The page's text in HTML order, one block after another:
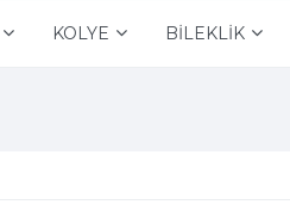
KOLYE BİLEKLİK